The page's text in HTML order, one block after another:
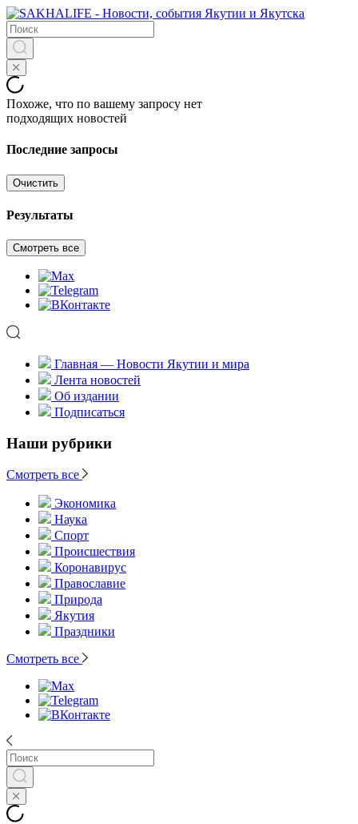
Похоже, что по вашему запросу нет
подходящих новостей
Последние запросы
Очистить
Результаты
Смотреть все
Главная — Новости Якутии и мира
Лента новостей
Об издании
Подписаться
Наши рубрики
Смотреть все
Экономика
Наука
Спорт
Происшествия
Коронавирус
Православие
Природа
Якутия
Праздники
Смотреть все